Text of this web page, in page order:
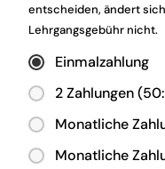
Einmalzahlung
2 Zahlungen
Monatliche
Monatliche
entscheiden, ändert
Lehrgangsgebühr nicht.